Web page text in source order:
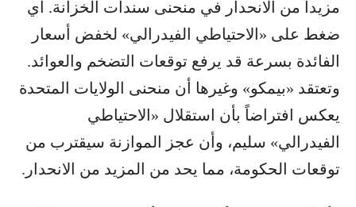
مزيداً من الانحدار في منحنى سندات الخزانة. أي
ضغط على «الاحتياطي الفيدرالي» لخفض أسعار
الفائدة بسرعة قد يرفع توقعات التضخم والعوائد.
وتعتقد «بيمكو» وغيرها أن منحنى الولايات المتحدة
يعكس افتراضاً بأن استقلال «الاحتياطي
الفيدرالي» سليم، وأن عجز الموازنة سيقترب من
توقعات الحكومة، مما يحد من المزيد من الانحدار.